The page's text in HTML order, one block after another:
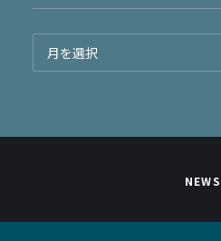
NEWS